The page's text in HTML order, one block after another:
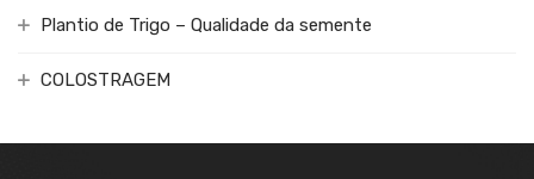
Plantio de Trigo – Qualidade da semente
COLOSTRAGEM